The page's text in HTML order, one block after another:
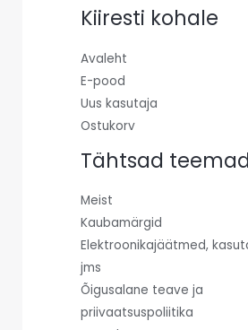
Kiiresti kohale
Avaleht
E-pood
Uus kasutaja
Ostukorv
Tähtsad teemad
Meist
Kaubamärgid
Elektroonikajäätmed,
jms
Õigusalane teave ja
priivaatsuspoliitika